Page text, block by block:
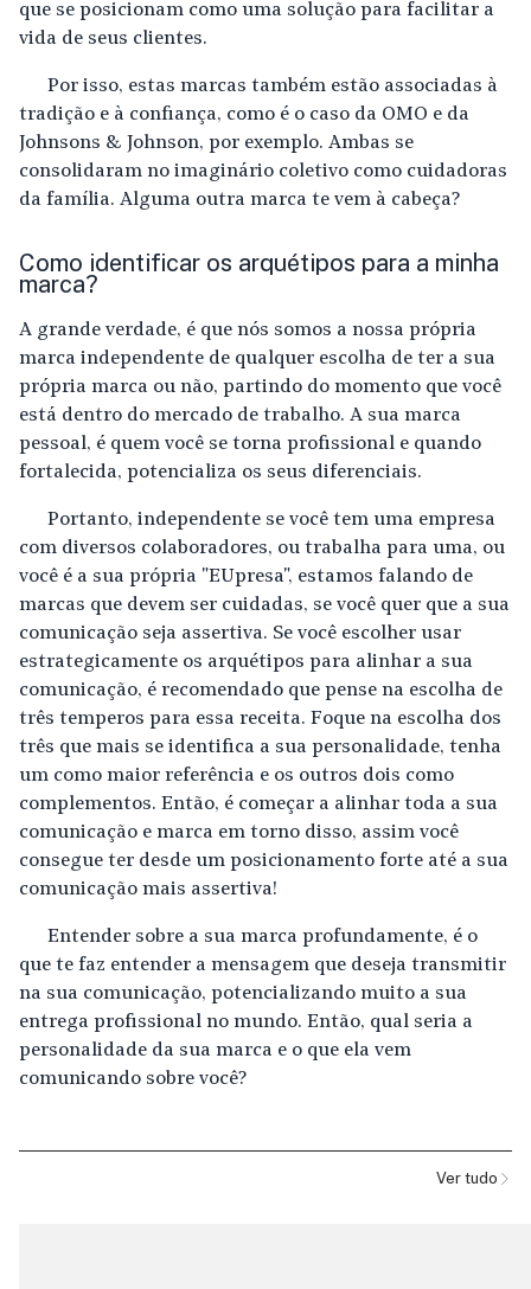
que se posicionam como uma solução para facilitar a
vida de seus clientes.
Por isso, estas marcas também estão associadas à
tradição e à confiança, como é o caso da OMO e da
Johnsons & Johnson, por exemplo. Ambas se
consolidaram no imaginário coletivo como cuidadoras
da família. Alguma outra marca te vem à cabeça?
Como identificar os arquétipos para a minha
marca?
A grande verdade, é que nós somos a nossa própria
marca independente de qualquer escolha de ter a sua
própria marca ou não, partindo do momento que você
está dentro do mercado de trabalho. A sua marca
pessoal, é quem você se torna profissional e quando
fortalecida, potencializa os seus diferenciais.
Portanto, independente se você tem uma empresa
com diversos colaboradores, ou trabalha para uma, ou
você é a sua própria "EUpresa", estamos falando de
marcas que devem ser cuidadas, se você quer que a sua
comunicação seja assertiva. Se você escolher usar
estrategicamente os arquétipos para alinhar a sua
comunicação, é recomendado que pense na escolha de
três temperos para essa receita. Foque na escolha dos
três que mais se identifica a sua personalidade, tenha
um como maior referência e os outros dois como
complementos. Então, é começar a alinhar toda a sua
comunicação e marca em torno disso, assim você
consegue ter desde um posicionamento forte até a sua
comunicação mais assertiva!
Entender sobre a sua marca profundamente, é o
que te faz entender a mensagem que deseja transmitir
na sua comunicação, potencializando muito a sua
entrega profissional no mundo. Então, qual seria a
personalidade da sua marca e o que ela vem
comunicando sobre você?
Ver tudo